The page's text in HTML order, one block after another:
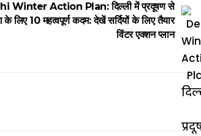
Winter Action Plan: दिल्ली में प्रदूषण से
लिए 10 महत्वपूर्ण कदम: देखें सर्दियों के लिए तैयार
विंटर एक्शन प्लान